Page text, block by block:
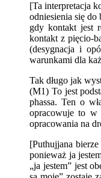
[Ta interpretacja
odniesienia się do
gdy kontakt jest
kontakt z pięcio-
(desygnacja i
warunkami dla
Tak długo jak
(M1) To jest
phassa. Ten o
opracowuje to w
opracowania na
[Puthujjana
ponieważ ja
„ja jestem” jest